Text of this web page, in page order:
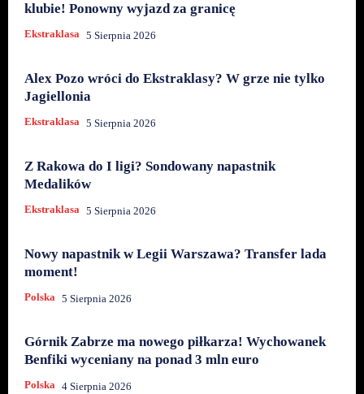
klubie! Ponowny wyjazd za granicę
Ekstraklasa 5 Sierpnia 2026
Alex Pozo wróci do Ekstraklasy? W grze nie tylko
Jagiellonia
Ekstraklasa 5 Sierpnia 2026
Z Rakowa do I ligi? Sondowany napastnik
Medalików
Ekstraklasa 5 Sierpnia 2026
Nowy napastnik w Legii Warszawa? Transfer lada
moment!
Polska 5 Sierpnia 2026
Górnik Zabrze ma nowego piłkarza! Wychowanek
Benfiki wyceniany na ponad 3 mln euro
Polska 4 Sierpnia 2026